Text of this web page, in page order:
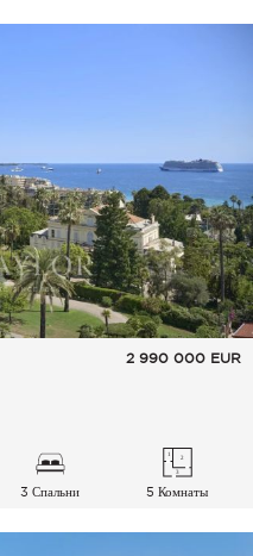
2 990 000 EUR
3 Спальни 5 Комнаты